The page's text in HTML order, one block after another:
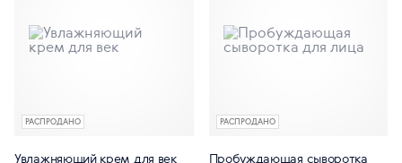
РАСПРОДАНО
Увлажняющий крем для век
РАСПРОДАНО
Пробуждающая сыворотка